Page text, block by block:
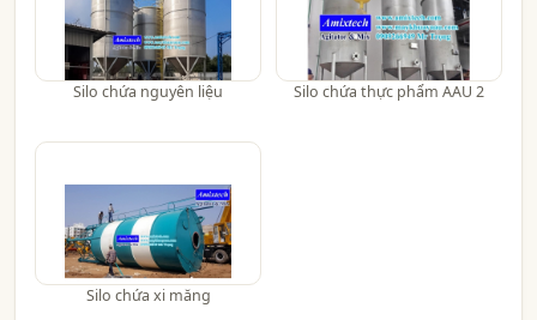
Silo chứa nguyên liệu Silo chứa thực phẩm AAU 2
Silo chứa xi măng